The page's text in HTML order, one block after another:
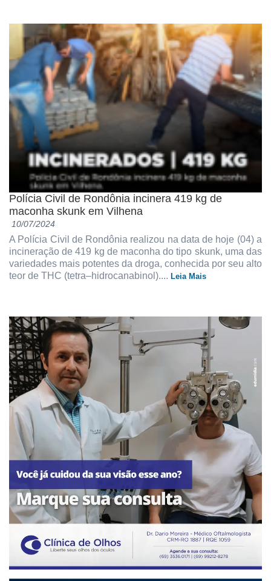
Polícia Civil de Rondônia incinera 419 kg de
maconha skunk em Vilhena
10/07/2024
A Polícia Civil de Rondônia realizou na data de hoje (04) a
incineração de 419 kg de maconha do tipo skunk, uma das
variedades mais potentes da droga, conhecida por seu alto
teor de THC (tetra–hidrocanabinol).... Leia Mais